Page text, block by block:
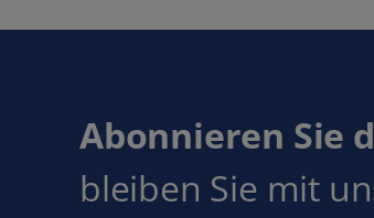
Abonnieren Sie
bleiben Sie mit